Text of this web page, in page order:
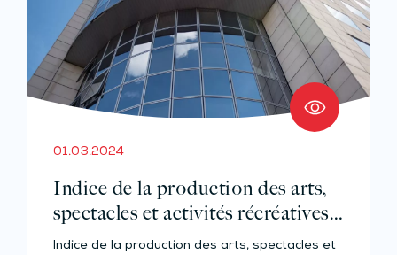
01.03.2024
Indice de la production des arts,
spectacles et activités récréatives –
Année 2023
Indice de la production des arts, spectacles et